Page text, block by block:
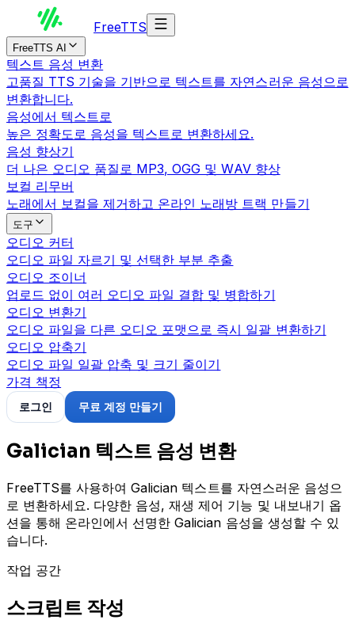
FreeTTS
FreeTTS AI
텍스트 음성 변환
고품질 TTS 기술을 기반으로 텍스트를 자연스러운 음성으로
변환합니다.
음성에서 텍스트로
높은 정확도로 음성을 텍스트로 변환하세요.
음성 향상기
더 나은 오디오 품질로 MP3, OGG 및 WAV 향상
보컬 리무버
노래에서 보컬을 제거하고 온라인 노래방 트랙 만들기
도구
오디오 커터
오디오 파일 자르기 및 선택한 부분 추출
오디오 조이너
업로드 없이 여러 오디오 파일 결합 및 병합하기
오디오 변환기
오디오 파일을 다른 오디오 포맷으로 즉시 일괄 변환하기
오디오 압축기
오디오 파일 일괄 압축 및 크기 줄이기
가격 책정
로그인 무료 계정 만들기
Galician 텍스트 음성 변환
FreeTTS를 사용하여 Galician 텍스트를 자연스러운 음성으
로 변환하세요. 다양한 음성, 재생 제어 기능 및 내보내기 옵
션을 통해 온라인에서 선명한 Galician 음성을 생성할 수 있
습니다.
작업 공간
스크립트 작성